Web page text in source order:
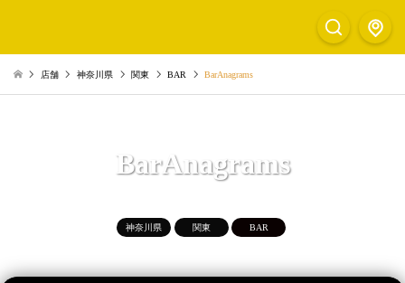
店舗 神奈川県 関東 BAR BarAnagrams
BarAnagrams
神奈川県 関東 BAR